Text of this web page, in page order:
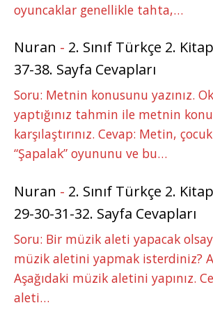
oyuncaklar genellikle tahta,…
Nuran - 2. Sınıf Türkçe 2.
37-38. Sayfa Cevapları
Soru: Metnin konusunu yazınız.
yaptığınız tahmin ile metnin
karşılaştırınız. Cevap: Metin,
“Şapalak” oyununu ve bu…
Nuran - 2. Sınıf Türkçe 2.
29-30-31-32. Sayfa Cevapları
Soru: Bir müzik aleti yapacak
müzik aletini yapmak isterdiniz?
Aşağıdaki müzik aletini yapınız.
aleti…